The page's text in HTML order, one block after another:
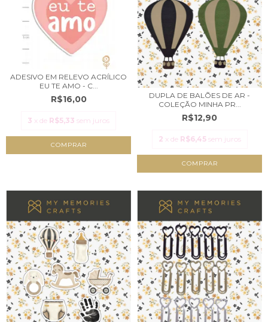
ADESIVO EM RELEVO ACRÍLICO
EU TE AMO - C...
R$16,00
3 x de R$5,33 sem juros
DUPLA DE BALÕES DE AR -
COLEÇÃO MINHA PR...
R$12,90
2 x de R$6,45 sem juros